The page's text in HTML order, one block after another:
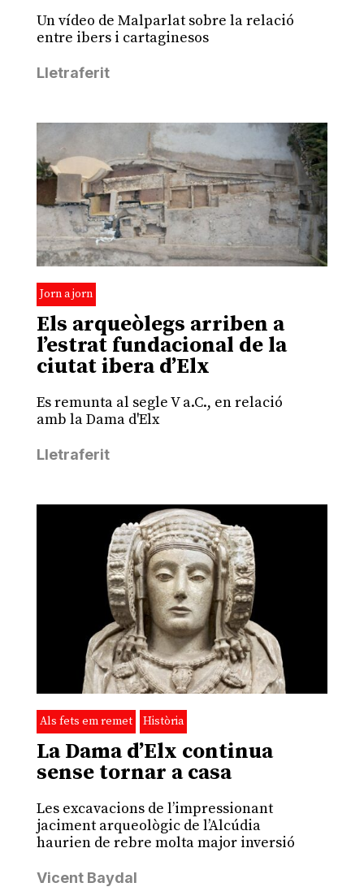
Un vídeo de Malparlat sobre la relació
entre ibers i cartaginesos
Lletraferit
Jorn a jorn
Els arqueòlegs arriben a
l’estrat fundacional de la
ciutat ibera d’Elx
Es remunta al segle V a.C., en relació
amb la Dama d'Elx
Lletraferit
Als fets em remet Història
La Dama d’Elx continua
sense tornar a casa
Les excavacions de l’impressionant
jaciment arqueològic de l’Alcúdia
haurien de rebre molta major inversió
Vicent Baydal